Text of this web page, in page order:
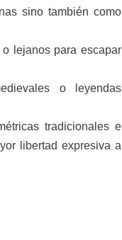
sino también como
lejanos para escapar
o leyendas
tradicionales e
libertad expresiva a